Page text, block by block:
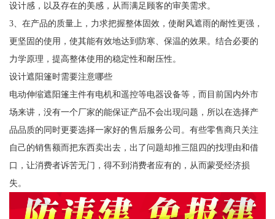
设计感，以及存在的美感，从而满足顾客的审美需求。
3、在产品的质量上，力求把握整体固效，使耐风遮雨的耐性更强，
更坚固的使用，使其能有效地达到防寒、保温的效果。结合必要的
力学原理，提高整体使用的稳定性和耐压性。
设计遮阳篷时需要注意哪些
电动伸缩遮阳篷主件有电机和遥控等电器设备等，而目前国内外市
场来讲，没有一个厂家的能保证产品不会出现问题，所以在选择产
品品质的同时更要选择一家好的售后服务公司。有些零售商只关注
自己的销售额而把东西卖出去，出了问题却推三阻四的找理由和借
口，让消费者诉苦无门，得不到消费者应有的，从而蒙受经济损
失。